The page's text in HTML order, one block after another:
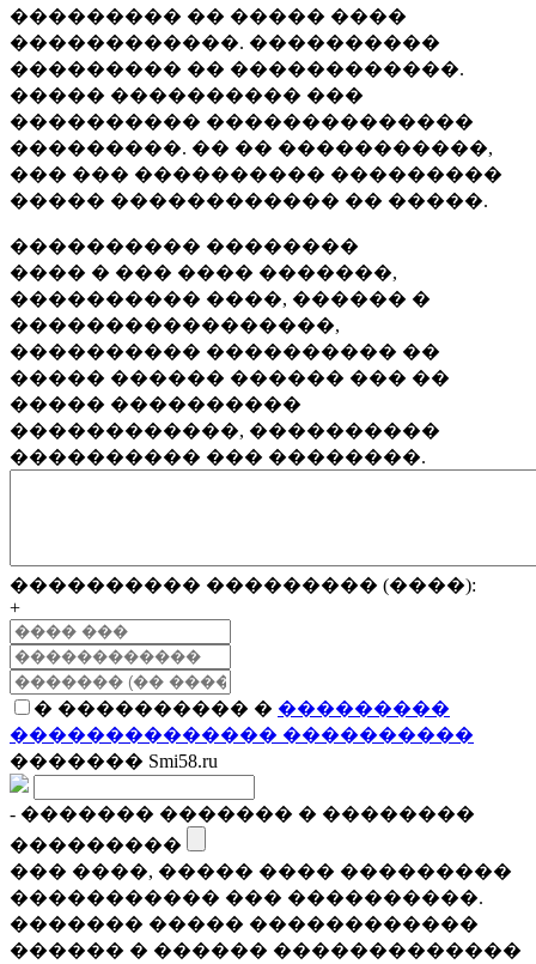
��������� �� ����� ����
������������. ����������
��������� �� ������������.
����� ���������� ���
���������� ��������������
���������. �� �� �����������,
��� ��� ���������� ���������
����� ������������ �� �����.
���������� ��������
���� � ��� ���� �������,
���������� ����, ������ �
�����������������,
���������� ���������� ��
����� ������ ������ ��� ��
����� ����������
������������, ����������
���������� ��� ��������.
���������� ��������� (����):
+
� ���������� � ���������
�������������� ����������
������� Smi58.ru
- ������� ������� � ��������
���������
��� ����, ����� ���� ���������
����������� ��� ����������.
������� ����� ������������
������ � ������ �������������